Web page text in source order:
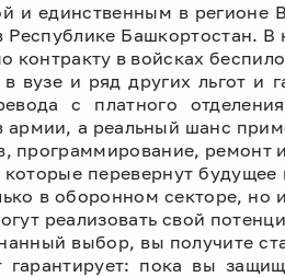
и единственным в
Республике Башкортостан.
контракту в войсках
и ряд других льгот и
с платного
а реальный шанс
программирование, ремонт
перевернут
в оборонном секторе, но
реализовать свой
выбор, вы получите
пока вы